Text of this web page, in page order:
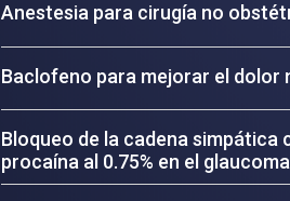
Anestesia para cirugía no
Baclofeno para mejorar el dolor
Bloqueo de la cadena simpática
procaína al 0.75% en el